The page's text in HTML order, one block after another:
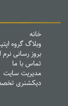
خانه
وبلاگ گروه
بروز رسانی نرم
تماس با ما
مدیریت سایت
دیکشنری